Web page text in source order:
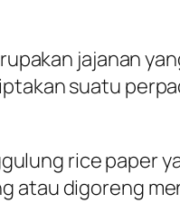
jajanan
suatu
rice paper
atau digoreng